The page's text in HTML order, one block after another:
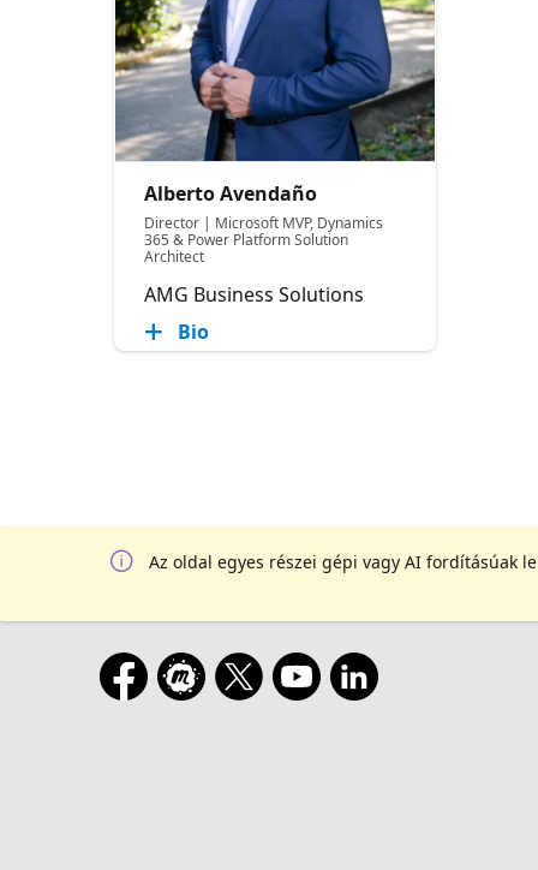
Alberto Avendaño
Director | Microsoft MVP, Dynamics
365 & Power Platform Solution
Architect
AMG Business Solutions
Bio
Az oldal egyes részei gépi vagy AI fordításúak